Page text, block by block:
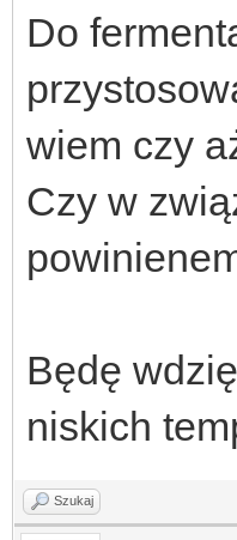
Do
wiem czy
Czy w
Będę
niskich
Szukaj